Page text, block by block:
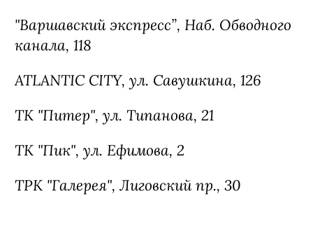
"Варшавский экспресс”, Наб. Обводного
канала, 118
ATLANTIC CITY, ул. Савушкина, 126
ТК "Питер", ул. Типанова, 21
ТК "Пик", ул. Ефимова, 2
ТРК "Галерея", Лиговский пр., 30